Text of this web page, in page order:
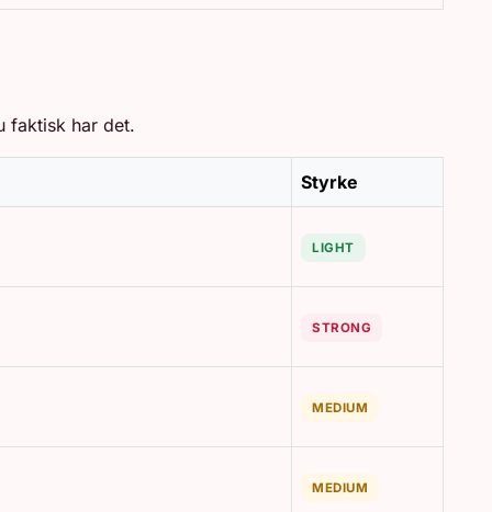
faktisk har det.
Styrke
LIGHT
STRONG
MEDIUM
MEDIUM